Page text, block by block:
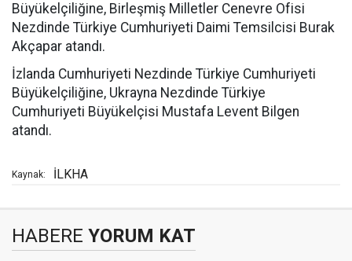
Büyükelçiliğine, Birleşmiş Milletler Cenevre Ofisi
Nezdinde Türkiye Cumhuriyeti Daimi Temsilcisi Burak
Akçapar atandı.
İzlanda Cumhuriyeti Nezdinde Türkiye Cumhuriyeti
Büyükelçiliğine, Ukrayna Nezdinde Türkiye
Cumhuriyeti Büyükelçisi Mustafa Levent Bilgen
atandı.
Kaynak: İLKHA
HABERE YORUM KAT